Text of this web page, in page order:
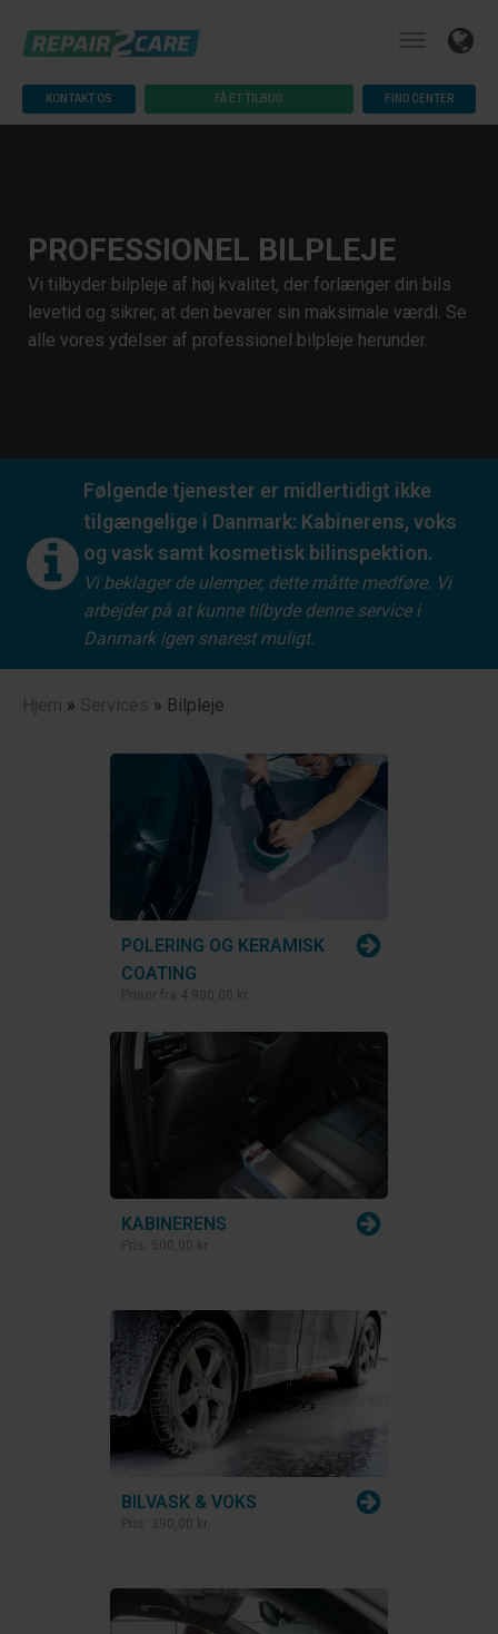
KONTAKT OS FÅ ET TILBUD FIND CENTER
PROFESSIONEL BILPLEJE
Vi tilbyder bilpleje af høj kvalitet, der forlænger din bils
levetid og sikrer, at den bevarer sin maksimale værdi. Se
alle vores ydelser af professionel bilpleje herunder.
Følgende tjenester er midlertidigt ikke
tilgængelige i Danmark: Kabinerens, voks
og vask samt kosmetisk bilinspektion.
Vi beklager de ulemper, dette måtte medføre. Vi
arbejder på at kunne tilbyde denne service i
Danmark igen snarest muligt.
Hjem » Services » Bilpleje
POLERING OG KERAMISK
COATING
Priser fra 4.900,00 kr.
KABINERENS
Pris: 500,00 kr.
BILVASK & VOKS
Pris: 390,00 kr.